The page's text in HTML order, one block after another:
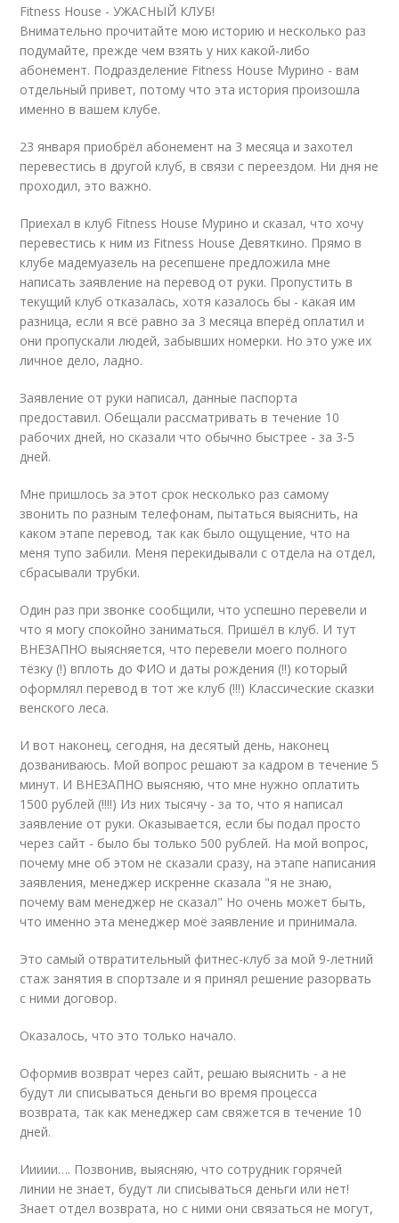
Fitness House - УЖАСНЫЙ КЛУБ!
Внимательно прочитайте мою историю и несколько раз
подумайте, прежде чем взять у них какой-либо
абонемент. Подразделение Fitness House Мурино - вам
отдельный привет, потому что эта история произошла
именно в вашем клубе.
23 января приобрёл абонемент на 3 месяца и захотел
перевестись в другой клуб, в связи с переездом. Ни дня не
проходил, это важно.
Приехал в клуб Fitness House Мурино и сказал, что хочу
перевестись к ним из Fitness House Девяткино. Прямо в
клубе мадемуазель на ресепшене предложила мне
написать заявление на перевод от руки. Пропустить в
текущий клуб отказалась, хотя казалось бы - какая им
разница, если я всё равно за 3 месяца вперёд оплатил и
они пропускали людей, забывших номерки. Но это уже их
личное дело, ладно.
Заявление от руки написал, данные паспорта
предоставил. Обещали рассматривать в течение 10
рабочих дней, но сказали что обычно быстрее - за 3-5
дней.
Мне пришлось за этот срок несколько раз самому
звонить по разным телефонам, пытаться выяснить, на
каком этапе перевод, так как было ощущение, что на
меня тупо забили. Меня перекидывали с отдела на отдел,
сбрасывали трубки.
Один раз при звонке сообщили, что успешно перевели и
что я могу спокойно заниматься. Пришёл в клуб. И тут
ВНЕЗАПНО выясняется, что перевели моего полного
тёзку (!) вплоть до ФИО и даты рождения (!!) который
оформлял перевод в тот же клуб (!!!) Классические сказки
венского леса.
И вот наконец, сегодня, на десятый день, наконец
дозваниваюсь. Мой вопрос решают за кадром в течение 5
минут. И ВНЕЗАПНО выясняю, что мне нужно оплатить
1500 рублей (!!!!) Из них тысячу - за то, что я написал
заявление от руки. Оказывается, если бы подал просто
через сайт - было бы только 500 рублей. На мой вопрос,
почему мне об этом не сказали сразу, на этапе написания
заявления, менеджер искренне сказала "я не знаю,
почему вам менеджер не сказал" Но очень может быть,
что именно эта менеджер моё заявление и принимала.
Это самый отвратительный фитнес-клуб за мой 9-летний
стаж занятия в спортзале и я принял решение разорвать
с ними договор.
Оказалось, что это только начало.
Оформив возврат через сайт, решаю выяснить - а не
будут ли списываться деньги во время процесса
возврата, так как менеджер сам свяжется в течение 10
дней.
Иииии…. Позвонив, выясняю, что сотрудник горячей
линии не знает, будут ли списываться деньги или нет!
Знает отдел возврата, но с ними они связаться не могут,